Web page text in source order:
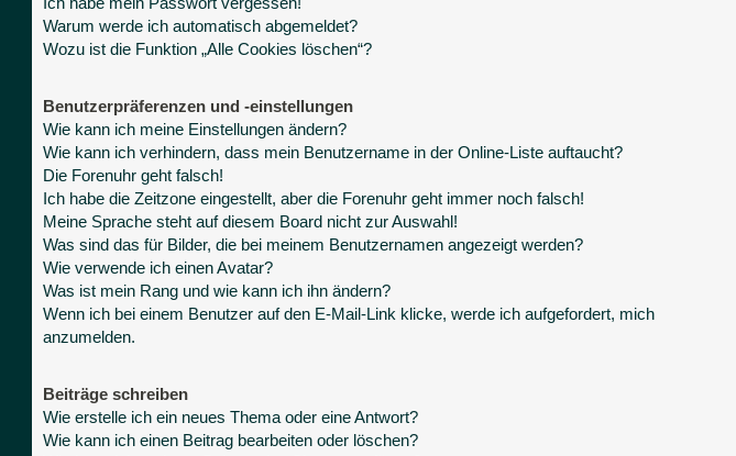
Warum werde ich automatisch abgemeldet?
Wozu ist die Funktion „Alle Cookies löschen“?
Benutzerpräferenzen und -einstellungen
Wie kann ich meine Einstellungen ändern?
Wie kann ich verhindern, dass mein Benutzername in der Online-Liste auftaucht?
Die Forenuhr geht falsch!
Ich habe die Zeitzone eingestellt, aber die Forenuhr geht immer noch falsch!
Meine Sprache steht auf diesem Board nicht zur Auswahl!
Was sind das für Bilder, die bei meinem Benutzernamen angezeigt werden?
Wie verwende ich einen Avatar?
Was ist mein Rang und wie kann ich ihn ändern?
Wenn ich bei einem Benutzer auf den E-Mail-Link klicke, werde ich aufgefordert, mich
anzumelden.
Beiträge schreiben
Wie erstelle ich ein neues Thema oder eine Antwort?
Wie kann ich einen Beitrag bearbeiten oder löschen?